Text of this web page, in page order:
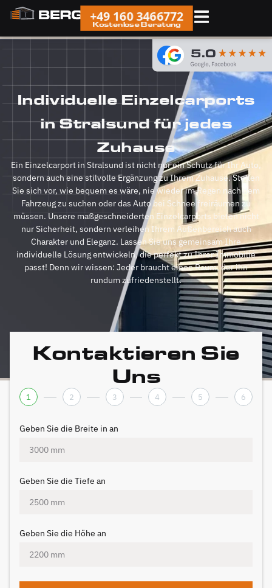
+49 160 3466772
Kostenlose Beratung
Individuelle Einzelcarports
in Stralsund für jedes
Zuhause
Ein Einzelcarport in Stralsund ist nicht nur ein Schutz für Ihr Auto,
sondern auch eine stilvolle Ergänzung zu Ihrem Zuhause. Stellen
Sie sich vor, wie bequem es wäre, nie wieder im Regen nach dem
Fahrzeug zu suchen oder das Auto bei Schnee freiräumen zu
müssen. Unsere maßgeschneiderten Einzelcarports bieten nicht
nur Sicherheit, sondern verleihen Ihrem Außenbereich auch
Charakter und Eleganz. Lassen Sie uns gemeinsam Ihre
individuelle Lösung entwickeln, die perfekt zu Ihrer Immobilie
passt! Denn wir wissen: Jeder braucht einen Raum, der ihn
rundum zufriedenstellt.
Kontaktieren Sie
Uns
1 2 3 4 5 6
Geben Sie die Breite in an
Geben Sie die Tiefe an
Geben Sie die Höhe an